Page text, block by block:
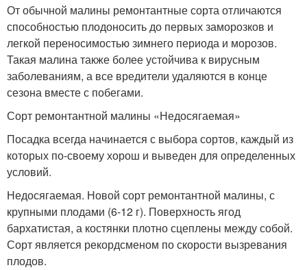
От обычной малины ремонтантные сорта отличаются
способностью плодоносить до первых заморозков и
легкой переносимостью зимнего периода и морозов.
Такая малина также более устойчива к вирусным
заболеваниям, а все вредители удаляются в конце
сезона вместе с побегами.
Сорт ремонтантной малины «Недосягаемая»
Посадка всегда начинается с выбора сортов, каждый из
которых по-своему хорош и выведен для определенных
условий.
Недосягаемая. Новой сорт ремонтантной малины, с
крупными плодами (6-12 г). Поверхность ягод
бархатистая, а костянки плотно сцеплены между собой.
Сорт является рекордсменом по скорости вызревания
плодов.